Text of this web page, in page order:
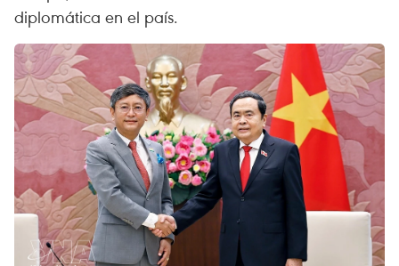
diplomática en el país.